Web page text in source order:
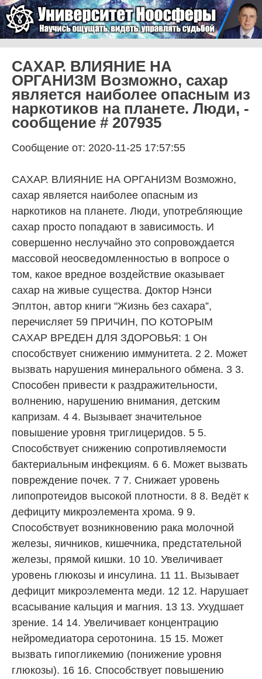
Университет Ноосферы
САХАР. ВЛИЯНИЕ НА
ОРГАНИЗМ Возможно, сахар
является наиболее опасным из
наркотиков на планете. Люди, -
сообщение # 207935
Сообщение от: 2020-11-25 17:57:55
САХАР. ВЛИЯНИЕ НА ОРГАНИЗМ Возможно,
сахар является наиболее опасным из
наркотиков на планете. Люди, употребляющие
сахар просто попадают в зависимость. И
совершенно неслучайно это сопровождается
массовой неосведомленностью в вопросе о
том, какое вредное воздействие оказывает
сахар на живые существа. Доктор Нэнси
Эплтон, автор книги "Жизнь без сахара”,
перечисляет 59 ПРИЧИН, ПО КОТОРЫМ
САХАР ВРЕДЕН ДЛЯ ЗДОРОВЬЯ: 1 Он
способствует снижению иммунитета. 2 2. Может
вызвать нарушения минерального обмена. 3 3.
Способен привести к раздражительности,
волнению, нарушению внимания, детским
капризам. 4 4. Вызывает значительное
повышение уровня триглицеридов. 5 5.
Способствует снижению сопротивляемости
бактериальным инфекциям. 6 6. Может вызвать
повреждение почек. 7 7. Снижает уровень
липопротеидов высокой плотности. 8 8. Ведёт к
дефициту микроэлемента хрома. 9 9.
Способствует возникновению рака молочной
железы, яичников, кишечника, предстательной
железы, прямой кишки. 10 10. Увеличивает
уровень глюкозы и инсулина. 11 11. Вызывает
дефицит микроэлемента меди. 12 12. Нарушает
всасывание кальция и магния. 13 13. Ухудшает
зрение. 14 14. Увеличивает концентрацию
нейромедиатора серотонина. 15 15. Может
вызвать гипогликемию (понижение уровня
глюкозы). 16 16. Способствует повышению